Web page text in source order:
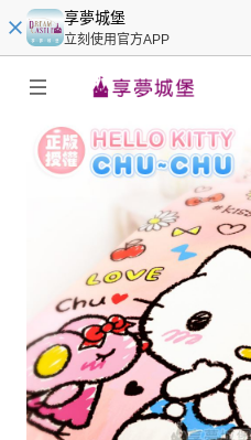
享夢城堡
立刻使用官方APP